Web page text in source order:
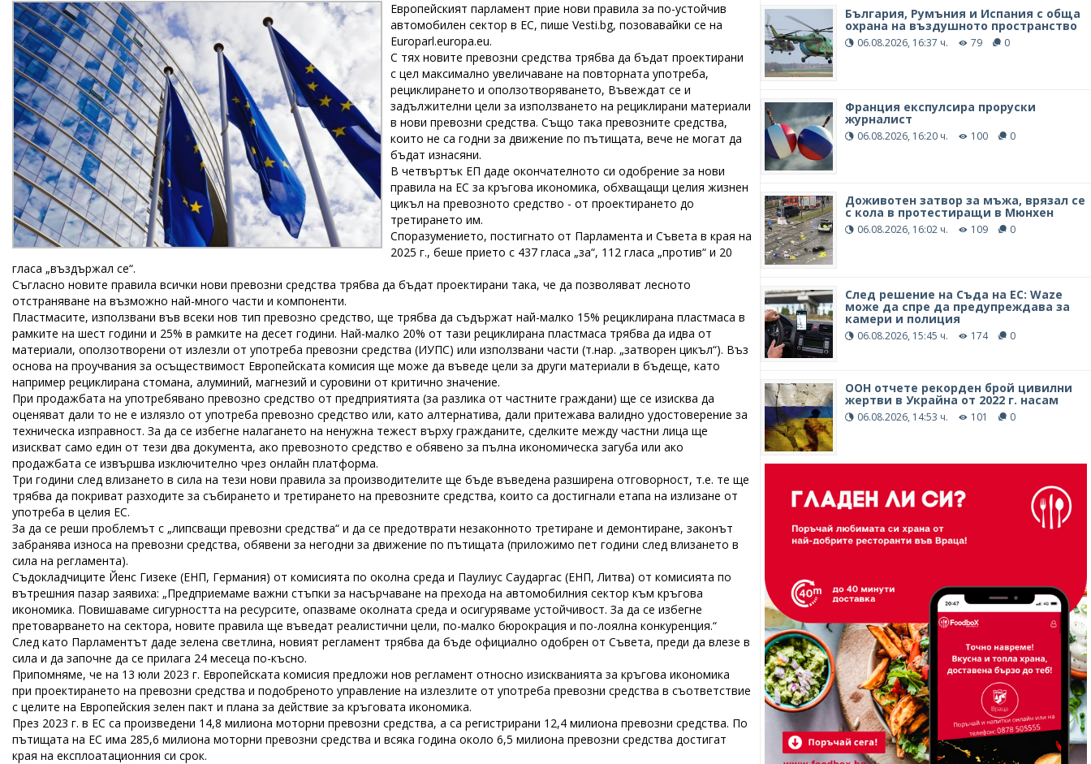
Европейският парламент прие нови правила за по-устойчив
автомобилен сектор в ЕС, пише Vesti.bg, позовавайки се на
Europarl.europa.eu.
С тях новите превозни средства трябва да бъдат проектирани
с цел максимално увеличаване на повторната употреба,
рециклирането и оползотворяването, Въвеждат се и
задължителни цели за използването на рециклирани материали
в нови превозни средства. Също така превозните средства,
които не са годни за движение по пътищата, вече не могат да
бъдат изнасяни.
В четвъртък ЕП даде окончателното си одобрение за нови
правила на ЕС за кръгова икономика, обхващащи целия жизнен
цикъл на превозното средство - от проектирането до
третирането им.
Споразумението, постигнато от Парламента и Съвета в края на
2025 г., беше прието с 437 гласа „за“, 112 гласа „против“ и 20
гласа „въздържал се“.
Съгласно новите правила всички нови превозни средства трябва да бъдат проектирани така, че да позволяват лесното
отстраняване на възможно най-много части и компоненти.
Пластмасите, използвани във всеки нов тип превозно средство, ще трябва да съдържат най-малко 15% рециклирана пластмаса в
рамките на шест години и 25% в рамките на десет години. Най-малко 20% от тази рециклирана пластмаса трябва да идва от
материали, оползотворени от излезли от употреба превозни средства (ИУПС) или използвани части (т.нар. „затворен цикъл“). Въз
основа на проучвания за осъществимост Европейската комисия ще може да въведе цели за други материали в бъдеще, като
например рециклирана стомана, алуминий, магнезий и суровини от критично значение.
При продажбата на употребявано превозно средство от предприятията (за разлика от частните граждани) ще се изисква да
оценяват дали то не е излязло от употреба превозно средство или, като алтернатива, дали притежава валидно удостоверение за
техническа изправност. За да се избегне налагането на ненужна тежест върху гражданите, сделките между частни лица ще
изискват само един от тези два документа, ако превозното средство е обявено за пълна икономическа загуба или ако
продажбата се извършва изключително чрез онлайн платформа.
Три години след влизането в сила на тези нови правила за производителите ще бъде въведена разширена отговорност, т.е. те ще
трябва да покриват разходите за събирането и третирането на превозните средства, които са достигнали етапа на излизане от
употреба в целия ЕС.
За да се реши проблемът с „липсващи превозни средства“ и да се предотврати незаконното третиране и демонтиране, законът
забранява износа на превозни средства, обявени за негодни за движение по пътищата (приложимо пет години след влизането в
сила на регламента).
Съдокладчиците Йенс Гизеке (ЕНП, Германия) от комисията по околна среда и Паулиус Саударгас (ЕНП, Литва) от комисията по
вътрешния пазар заявиха: „Предприемаме важни стъпки за насърчаване на прехода на автомобилния сектор към кръгова
икономика. Повишаваме сигурността на ресурсите, опазваме околната среда и осигуряваме устойчивост. За да се избегне
претоварването на сектора, новите правила ще въведат реалистични цели, по-малко бюрокрация и по-лоялна конкуренция.“
След като Парламентът даде зелена светлина, новият регламент трябва да бъде официално одобрен от Съвета, преди да влезе в
сила и да започне да се прилага 24 месеца по-късно.
Припомняме, че на 13 юли 2023 г. Европейската комисия предложи нов регламент относно изискванията за кръгова икономика
при проектирането на превозни средства и подобреното управление на излезлите от употреба превозни средства в съответствие
с целите на Европейския зелен пакт и плана за действие за кръговата икономика.
През 2023 г. в ЕС са произведени 14,8 милиона моторни превозни средства, а са регистрирани 12,4 милиона превозни средства. По
пътищата на ЕС има 285,6 милиона моторни превозни средства и всяка година около 6,5 милиона превозни средства достигат
края на експлоатационния си срок.
България, Румъния и Испания с обща
охрана на въздушното пространство
06.08.2026, 16:37 ч. 79 0
Франция експулсира проруски
журналист
06.08.2026, 16:20 ч. 100 0
Доживотен затвор за мъжа, врязал се
с кола в протестиращи в Мюнхен
06.08.2026, 16:02 ч. 109 0
След решение на Съда на ЕС: Waze
може да спре да предупреждава за
камери и полиция
06.08.2026, 15:45 ч. 174 0
ООН отчете рекорден брой цивилни
жертви в Украйна от 2022 г. насам
06.08.2026, 14:53 ч. 101 0